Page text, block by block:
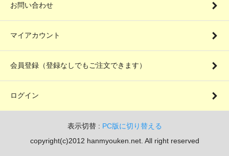
お問い合わせ
マイアカウント
会員登録（登録なしでもご注文できます）
ログイン
表示切替 : PC版に切り替える
copyright(c)2012 hanmyouken.net. All right reserved